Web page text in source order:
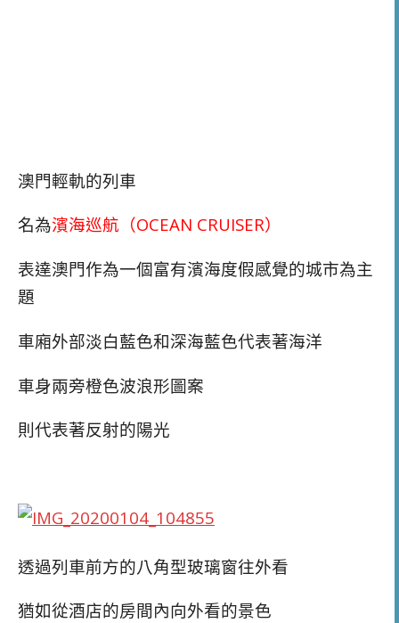
澳門輕軌的列車
名為濱海巡航（OCEAN CRUISER）
表達澳門作為一個富有濱海度假感覺的城市為主
題
車廂外部淡白藍色和深海藍色代表著海洋
車身兩旁橙色波浪形圖案
則代表著反射的陽光
透過列車前方的八角型玻璃窗往外看
猶如從酒店的房間內向外看的景色